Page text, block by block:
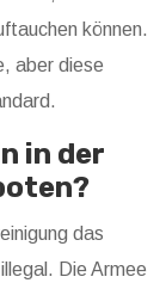
können.
aber diese
in der
das
Die Armee